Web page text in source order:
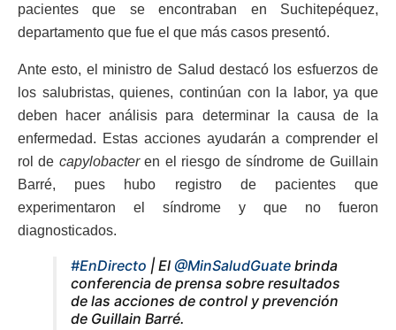
pacientes que se encontraban en Suchitepéquez,
departamento que fue el que más casos presentó.
Ante esto, el ministro de Salud destacó los esfuerzos de
los salubristas, quienes, continúan con la labor, ya que
deben hacer análisis para determinar la causa de la
enfermedad. Estas acciones ayudarán a comprender el
rol de capylobacteren el riesgo de síndrome de Guillain
Barré, pues hubo registro de pacientes que
experimentaron el síndrome y que no fueron
diagnosticados.
#EnDirecto | El @MinSaludGuate brinda
conferencia de prensa sobre resultados
de las acciones de control y prevención
de Guillain Barré.